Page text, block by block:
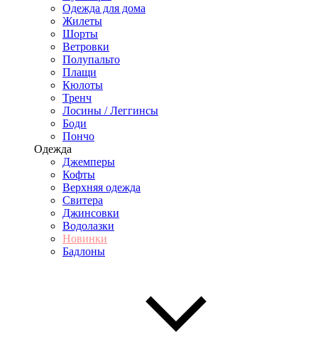
Одежда для дома
Жилеты
Шорты
Ветровки
Полупальто
Плащи
Кюлоты
Тренч
Лосины / Леггинсы
Боди
Пончо
Одежда
Джемперы
Кофты
Верхняя одежда
Свитера
Джинсовки
Водолазки
Новинки
Бадлоны